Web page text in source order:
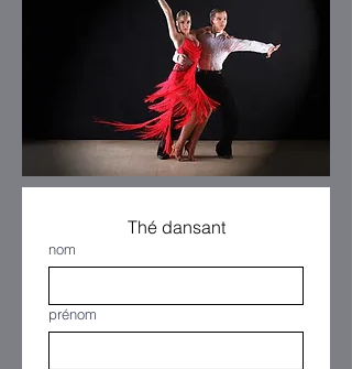
Thé dansant
nom
prénom